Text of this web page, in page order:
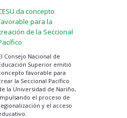
da concepto
para la
de la Seccional
Consejo Nacional de
Superior emitió
favorable para
la Seccional Pacífico
la Universidad de Nariño,
el proceso de
y el acceso